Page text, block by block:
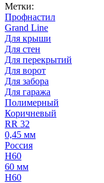
Метки:
Профнастил
Grand Line
Для крыши
Для стен
Для перекрытий
Для ворот
Для забора
Для гаража
Полимерный
Коричневый
RR 32
0,45 мм
Россия
Н60
60 мм
Н60